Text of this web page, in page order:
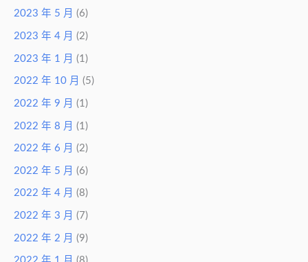
2023 年 5 月 (6)
2023 年 4 月 (2)
2023 年 1 月 (1)
2022 年 10 月 (5)
2022 年 9 月 (1)
2022 年 8 月 (1)
2022 年 6 月 (2)
2022 年 5 月 (6)
2022 年 4 月 (8)
2022 年 3 月 (7)
2022 年 2 月 (9)